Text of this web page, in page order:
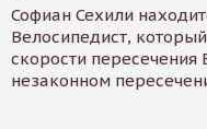
Софиан Сехили
Велосипедист,
скорости пересечения
незаконном